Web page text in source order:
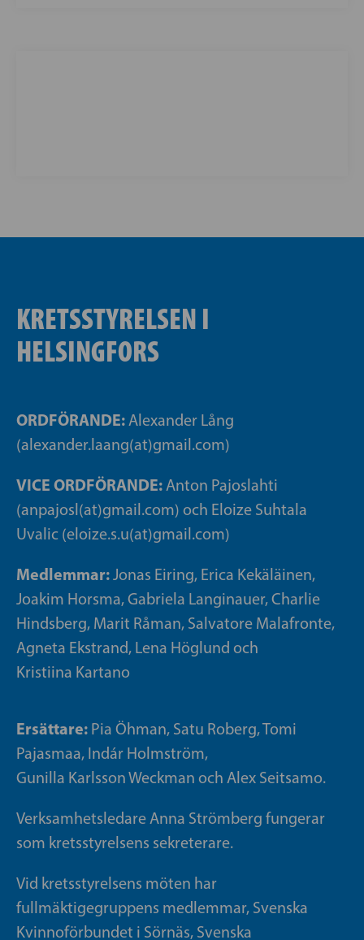
KRETSSTYRELSEN I
HELSINGFORS
ORDFÖRANDE: Alexander Lång
(alexander.laang(at)gmail.com)
VICE ORDFÖRANDE: Anton Pajoslahti
(anpajosl(at)gmail.com) och Eloize Suhtala
Uvalic (eloize.s.u(at)gmail.com)
Medlemmar:Jonas Eiring, Erica Kekäläinen,
Joakim Horsma, Gabriela Langinauer, Charlie
Hindsberg, Marit Råman, Salvatore Malafronte,
Agneta Ekstrand, Lena Höglund och
Kristiina Kartano
Ersättare: Pia Öhman, Satu Roberg, Tomi
Pajasmaa, Indár Holmström,
Gunilla Karlsson Weckman och Alex Seitsamo.
Verksamhetsledare Anna Strömberg fungerar
som kretsstyrelsens sekreterare.
Vid kretsstyrelsens möten har
fullmäktigegruppens medlemmar, Svenska
Kvinnoförbundet i Sörnäs, Svenska